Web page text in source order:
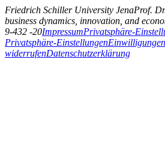
Friedrich Schiller University JenaProf.
business dynamics, innovation, and
9-432 -20ImpressumPrivatsphäre-
Privatsphäre-EinstellungenEinwilligungen
widerrufenDatenschutzerklärung